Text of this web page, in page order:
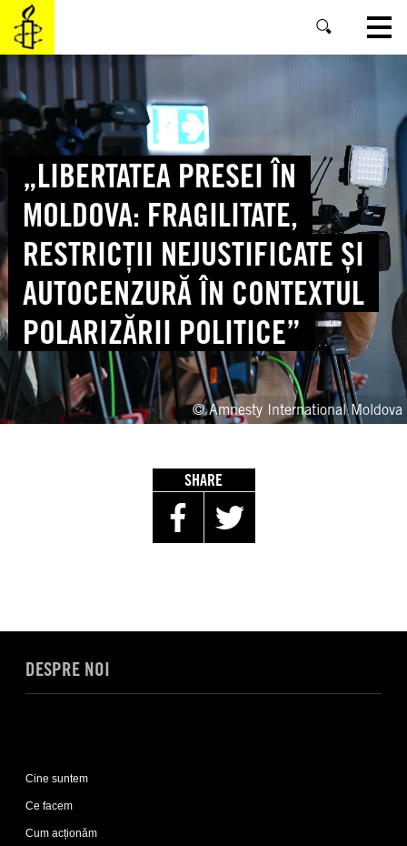
SKIP
MAIN
CONTENT
© Amnesty International Moldova
„LIBERTATEA PRESEI ÎN
MOLDOVA: FRAGILITATE,
RESTRICȚII NEJUSTIFICATE ȘI
AUTOCENZURĂ ÎN CONTEXTUL
POLARIZĂRII POLITICE”
SHARE
DESPRE NOI
Despre
noi
sub-
list
Cine suntem
Ce facem
Cum acționăm